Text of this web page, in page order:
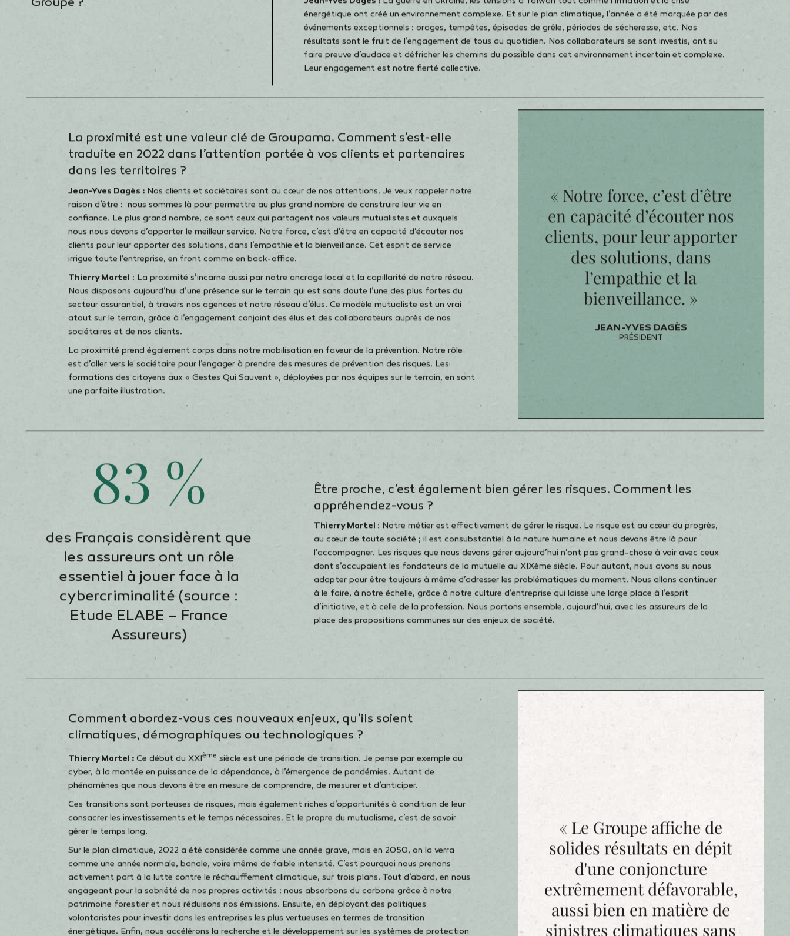
environnement complexe, quelles
ont été les performances du
financiers avec l’accélération de l’inflation qui renchérit le coût des réparations et la forte remontée des
taux d’intérêt. Ainsi, notre chiffre d’affaires continue de progresser (+4,3%) pour atteindre 15,9 milliards
d’euros et notre résultat net a bien résisté, à 454 millions d’euros. La solidité financière du Groupe est
renforcée comme le soulignent notre ratio de solvabilité très solide à 282% (avec mesure transitoire) et le
rehaussement par Fitch Ratings de notre notation à A+ perspective Stable en juin 2022.
énergétique ont créé un environnement complexe. Et sur le plan climatique, l’année a été marquée par des
événements exceptionnels : orages, tempêtes, épisodes de grêle, périodes de sécheresse, etc. Nos
Leur engagement est notre fierté collective.
La proximité est une valeur clé de Groupama. Comment s’est-elle
traduite en 2022 dans l’attention portée à vos clients et partenaires
dans les territoires ?
Jean-Yves Dagès : Nos clients et sociétaires sont au cœur de nos attentions. Je veux rappeler notre
raison d’être : nous sommes là pour permettre au plus grand nombre de construire leur vie en
confiance. Le plus grand nombre, ce sont ceux qui partagent nos valeurs mutualistes et auxquels
nous nous devons d’apporter le meilleur service. Notre force, c’est d’être en capacité d’écouter nos
clients pour leur apporter des solutions, dans l’empathie et la bienveillance. Cet esprit de service
irrigue toute l’entreprise, en front comme en back-office.
Nous disposons aujourd’hui d’une présence sur le terrain qui est sans doute l’une des plus fortes du
secteur assurantiel, à travers nos agences et notre réseau d’élus. Ce modèle mutualiste est un vrai
atout sur le terrain, grâce à l’engagement conjoint des élus et des collaborateurs auprès de nos
La proximité prend également corps dans notre mobilisation en faveur de la prévention. Notre rôle
est d’aller vers le sociétaire pour l’engager à prendre des mesures de prévention des risques. Les
formations des citoyens aux « Gestes Qui Sauvent », déployées par nos équipes sur le terrain, en sont
« Notre force, c’est d’être
en capacité d’écouter nos
bienveillance. »
83 %
des Français considèrent que
les assureurs ont un rôle
essentiel à jouer face à la
cybercriminalité (source :
Etude ELABE – France
Assureurs)
Être proche, c’est également bien gérer les risques. Comment les
l’accompagner. Les risques que nous devons gérer aujourd’hui n’ont pas grand-chose à voir avec ceux
dont s’occupaient les fondateurs de la mutuelle au XIXème siècle. Pour autant, nous avons su nous
adapter pour être toujours à même d’adresser les problématiques du moment. Nous allons continuer
à le faire, à notre échelle, grâce à notre culture d’entreprise qui laisse une large place à l’esprit
d’initiative, et à celle de la profession. Nous portons ensemble, aujourd’hui, avec les assureurs de la
place des propositions communes sur des enjeux de société.
Comment abordez-vous ces nouveaux enjeux, qu’ils soient
climatiques, démographiques ou technologiques ?
Thierry Martel : Ce début du XXI èmesiècle est une période de transition. Je pense par exemple au
cyber, à la montée en puissance de la dépendance, à l’émergence de pandémies. Autant de
phénomènes que nous devons être en mesure de comprendre, de mesurer et d’anticiper.
Ces transitions sont porteuses de risques, mais également riches d’opportunités à condition de leur